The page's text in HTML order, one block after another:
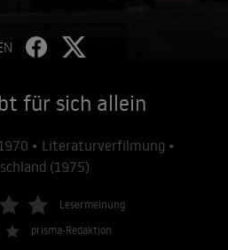
für sich allein
• Literaturverfilmung •
(1975)
Lesermeinung
prisma-Redaktion